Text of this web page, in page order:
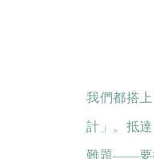
我們都搭
計」。抵
難題——要